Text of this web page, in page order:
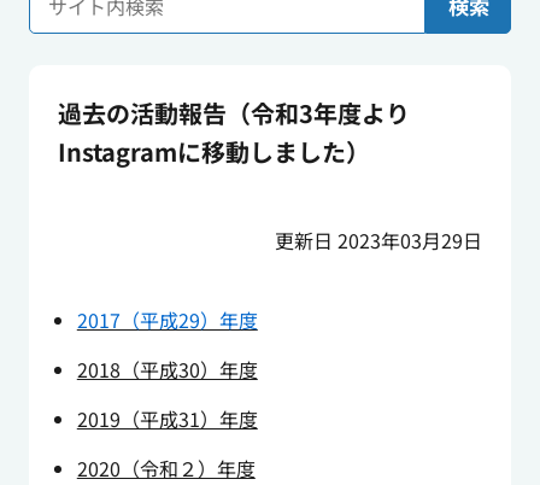
過去の活動報告（令和3年度より
Instagramに移動しました）
更新日 2023年03月29日
2017（平成29）年度
2018（平成30）年度
2019（平成31）年度
2020（令和２）年度